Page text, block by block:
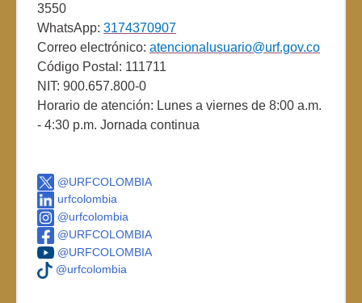
3550
WhatsApp: 3174370907
Correo electrónico: atencionalusuario@urf.gov.co
Código Postal: 111711
NIT: 900.657.800-0
Horario de atención: Lunes a viernes de 8:00 a.m.
- 4:30 p.m. Jornada continua
@URFCOLOMBIA
urfcolombia
@urfcolombia
@URFCOLOMBIA
@URFCOLOMBIA
@urfcolombia